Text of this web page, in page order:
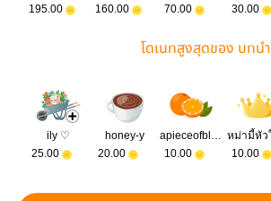
195.00
160.00
70.00
30.00
โดเนทสูงสุดของ บทนำ
ily ♡
25.00
honey-y
20.00
apieceofblue
10.00
10.00